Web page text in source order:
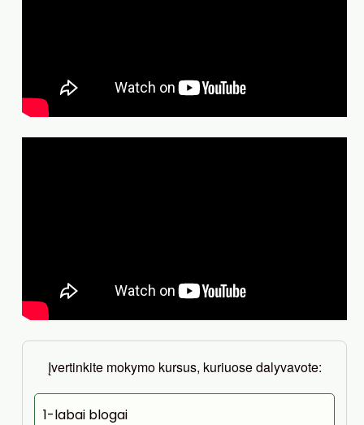
Įvertinkite mokymo kursus, kuriuose dalyvavote:
1-labai blogai